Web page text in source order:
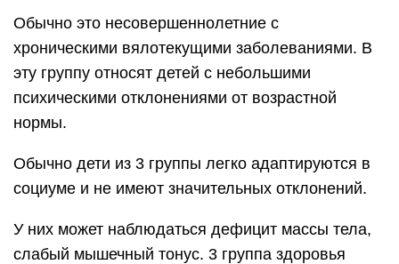
Обычно это несовершеннолетние с
хроническими вялотекущими заболеваниями. В
эту группу относят детей с небольшими
психическими отклонениями от возрастной
нормы.
Обычно дети из 3 группы легко адаптируются в
социуме и не имеют значительных отклонений.
У них может наблюдаться дефицит массы тела,
слабый мышечный тонус. 3 группа здоровья